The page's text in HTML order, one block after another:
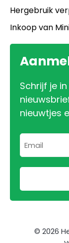
Hergebruik
Inkoop van
Schrijf je
nieuwtjes
© 2026